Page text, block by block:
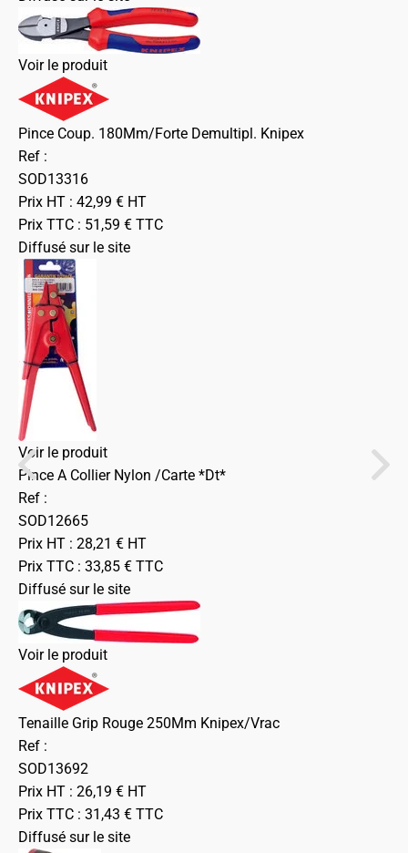
Voir le produit
Pince Coup. 180Mm/Forte Demultipl. Knipex
Ref :
SOD13316
Prix HT : 42,99 € HT
Prix TTC : 51,59 € TTC
Diffusé sur le site
Voir le produit
Pince A Collier Nylon /Carte *Dt*
Ref :
SOD12665
Prix HT : 28,21 € HT
Prix TTC : 33,85 € TTC
Diffusé sur le site
Voir le produit
Tenaille Grip Rouge 250Mm Knipex/Vrac
Ref :
SOD13692
Prix HT : 26,19 € HT
Prix TTC : 31,43 € TTC
Diffusé sur le site